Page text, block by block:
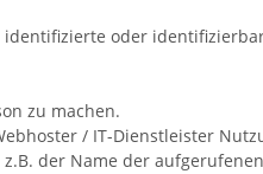
oder
zu machen.
/ IT-Dienstleister
der Name der